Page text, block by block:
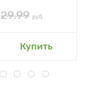
29.99 руб
Купить